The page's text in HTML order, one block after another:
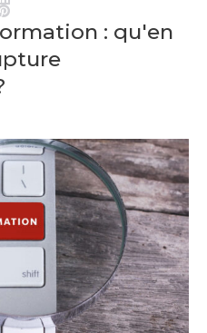
Pinterest
: qu'en